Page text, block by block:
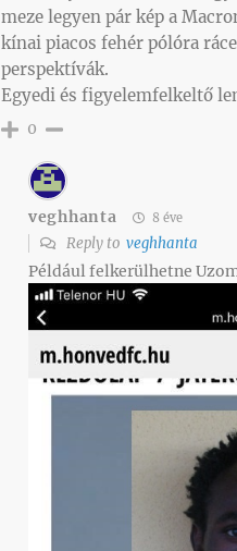
meze legyen pár kép a
kínai piacos fehér pólóra
perspektívák.
Egyedi és figyelemfelkeltő
0
veghhanta 8 éve
Reply to veghhanta
Például felkerülhetne